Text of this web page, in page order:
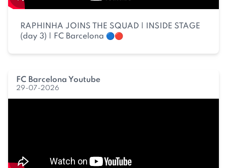
RAPHINHA JOINS THE SQUAD | INSIDE STAGE
(day 3) | FC Barcelona 🔵🔴
FC Barcelona Youtube
29-07-2026